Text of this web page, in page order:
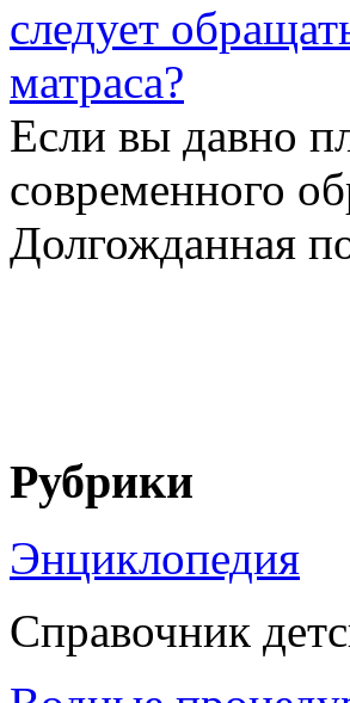
следует
матраса?
Если вы давно
современного
Долгожданная
Рубрики
Энциклопедия
Справочник